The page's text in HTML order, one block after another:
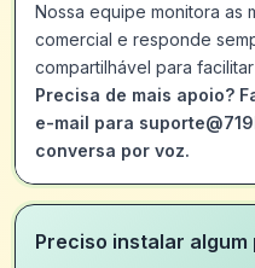
Nossa equipe monitora as
comercial e responde
compartilhável para
Precisa de mais apoio?
e-mail para
conversa por voz.
Preciso instalar